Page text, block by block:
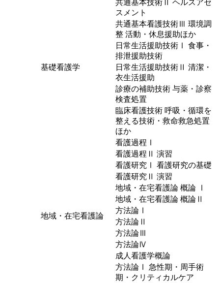
基礎看護学
共通基本技術Ⅱ ヘルスアセ
スメント
共通基本看護技術Ⅲ 環境調
整 活動・休息援助ほか
日常生活援助技術Ⅰ 食事・
排泄援助技術
日常生活援助技術Ⅱ 清潔・
衣生活援助
診療の補助技術 与薬・診察
検査処置
臨床看護技術 呼吸・循環を
整える技術・救命救急処置
ほか
看護過程Ⅰ
看護過程Ⅱ 演習
看護研究Ⅰ 看護研究の基礎
看護研究Ⅱ 演習
地域・在宅看護論
地域・在宅看護論 概論 Ⅰ
地域・在宅看護論 概論Ⅱ
方法論Ⅰ
方法論Ⅱ
方法論Ⅲ
方法論Ⅳ
成人看護学概論
方法論Ⅰ 急性期・周手術
期・クリティカルケア